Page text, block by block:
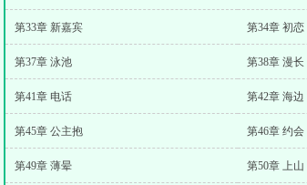
第33章 新嘉宾 第34章 初恋
第37章 泳池 第38章 漫长
第41章 电话 第42章 海边
第45章 公主抱 第46章 约会
第49章 薄晕 第50章 上山